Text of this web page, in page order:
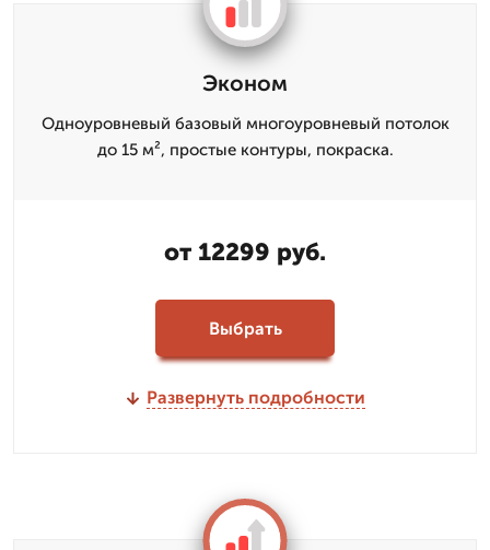
Эконом
Одноуровневый базовый многоуровневый потолок
до 15 м², простые контуры, покраска.
от 12299 руб.
Выбрать
Развернуть подробности